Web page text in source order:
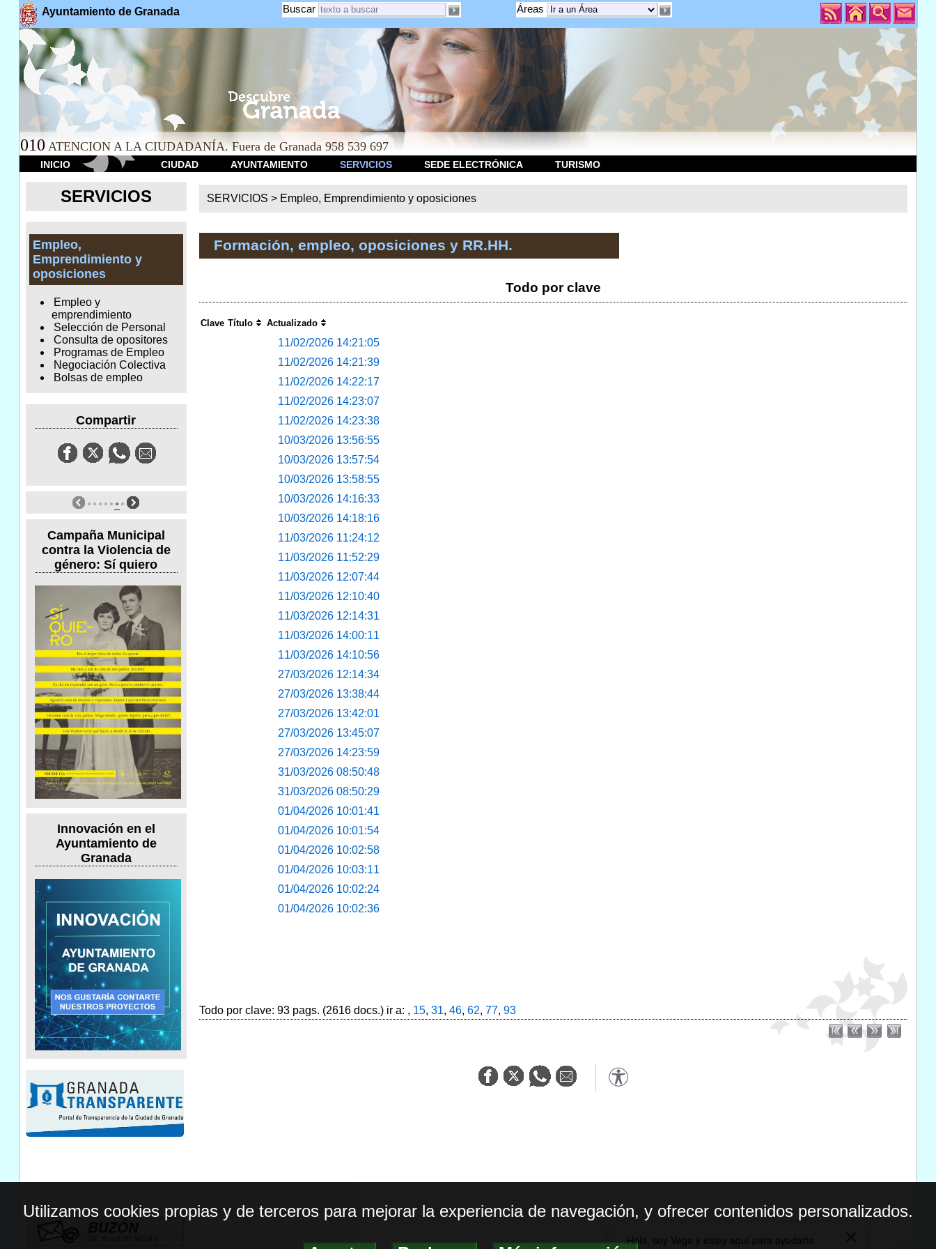
Ayuntamiento de Granada Áreas
Buscar
010 ATENCION A LA CIUDADANÍA. Fuera de Granada 958 539 697
INICIO CIUDAD AYUNTAMIENTO SERVICIOS SEDE ELECTRÓNICA TURISMO
SERVICIOS
Empleo,
Emprendimiento y
oposiciones
Empleo y
emprendimiento
Selección de Personal
Consulta de opositores
Programas de Empleo
Negociación Colectiva
Bolsas de empleo
Compartir
Campaña Municipal
contra la Violencia de
género: Sí quiero
Innovación en el
Ayuntamiento de
Granada
SERVICIOS > Empleo, Emprendimiento y oposiciones
Formación, empleo, oposiciones y RR.HH.
Todo por clave
Clave Título Actualizado
11/02/2026 14:21:05
11/02/2026 14:21:39
11/02/2026 14:22:17
11/02/2026 14:23:07
11/02/2026 14:23:38
10/03/2026 13:56:55
10/03/2026 13:57:54
10/03/2026 13:58:55
10/03/2026 14:16:33
10/03/2026 14:18:16
11/03/2026 11:24:12
11/03/2026 11:52:29
11/03/2026 12:07:44
11/03/2026 12:10:40
11/03/2026 12:14:31
11/03/2026 14:00:11
11/03/2026 14:10:56
27/03/2026 12:14:34
27/03/2026 13:38:44
27/03/2026 13:42:01
27/03/2026 13:45:07
27/03/2026 14:23:59
31/03/2026 08:50:48
31/03/2026 08:50:29
01/04/2026 10:01:41
01/04/2026 10:01:54
01/04/2026 10:02:58
01/04/2026 10:03:11
01/04/2026 10:02:24
01/04/2026 10:02:36
Todo por clave: 93 pags. (2616 docs.) ir a: , 15, 31, 46, 62, 77, 93
Utilizamos cookies propias y de terceros para mejorar la experiencia de navegación, y ofrecer contenidos personalizados.